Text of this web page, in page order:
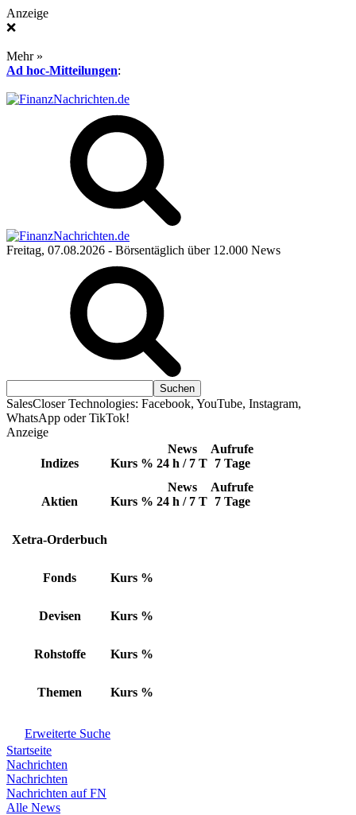
Anzeige
❌
Mehr »
Ad hoc-Mitteilungen:
Freitag, 07.08.2026 - Börsentäglich über 12.000 News
SalesCloser Technologies: Facebook, YouTube, Instagram,
WhatsApp oder TikTok!
Anzeige
Indizes Kurs %
News
24 h / 7 T
Aufrufe
7 Tage
Aktien Kurs %
News
24 h / 7 T
Aufrufe
7 Tage
Xetra-Orderbuch
Fonds Kurs %
Devisen Kurs %
Rohstoffe Kurs %
Themen Kurs %
Erweiterte Suche
Startseite
Nachrichten
Nachrichten
Nachrichten auf FN
Alle News